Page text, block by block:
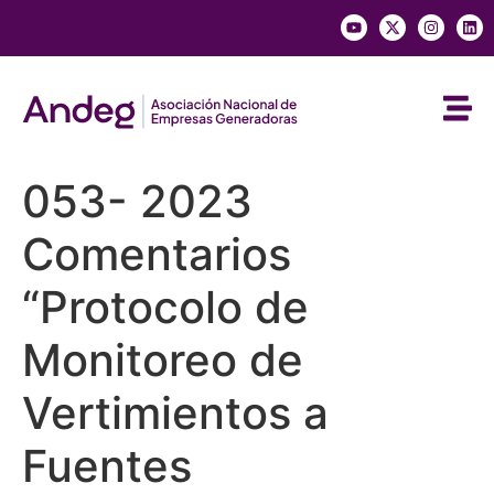
053- 2023
Comentarios
“Protocolo de
Monitoreo de
Vertimientos a
Fuentes